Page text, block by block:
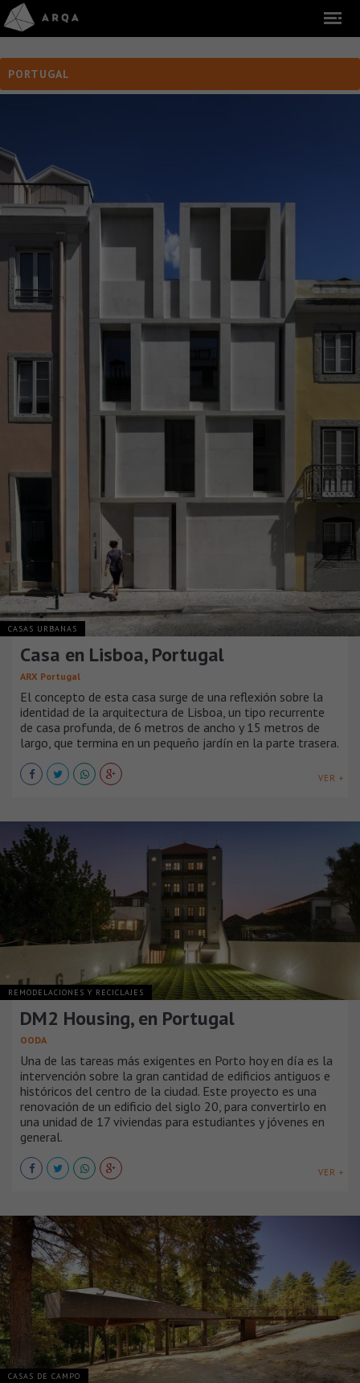
PORTUGAL
CASAS URBANAS
Casa en Lisboa, Portugal
ARX Portugal
El concepto de esta casa surge de una reflexión sobre la
identidad de la arquitectura de Lisboa, un tipo recurrente
de casa profunda, de 6 metros de ancho y 15 metros de
largo, que termina en un pequeño jardín en la parte trasera.
VER +
REMODELACIONES Y RECICLAJES
DM2 Housing, en Portugal
OODA
Una de las tareas más exigentes en Porto hoy en día es la
intervención sobre la gran cantidad de edificios antiguos e
históricos del centro de la ciudad. Este proyecto es una
renovación de un edificio del siglo 20, para convertirlo en
una unidad de 17 viviendas para estudiantes y jóvenes en
general.
VER +
CASAS DE CAMPO